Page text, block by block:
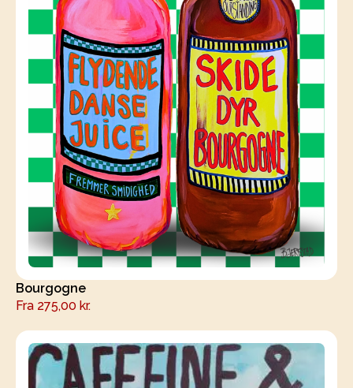
Bourgogne
Fra 275,00 kr.